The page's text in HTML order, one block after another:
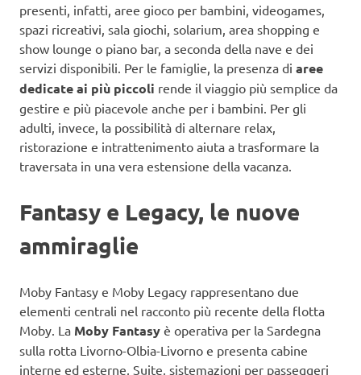
presenti, infatti, aree gioco per bambini, videogames,
spazi ricreativi, sala giochi, solarium, area shopping e
show lounge o piano bar, a seconda della nave e dei
servizi disponibili. Per le famiglie, la presenza di aree
dedicate ai più piccoli rende il viaggio più semplice da
gestire e più piacevole anche per i bambini. Per gli
adulti, invece, la possibilità di alternare relax,
ristorazione e intrattenimento aiuta a trasformare la
traversata in una vera estensione della vacanza.
Fantasy e Legacy, le nuove
ammiraglie
Moby Fantasy e Moby Legacy rappresentano due
elementi centrali nel racconto più recente della flotta
Moby. La Moby Fantasy è operativa per la Sardegna
sulla rotta Livorno-Olbia-Livorno e presenta cabine
interne ed esterne, Suite, sistemazioni per passeggeri